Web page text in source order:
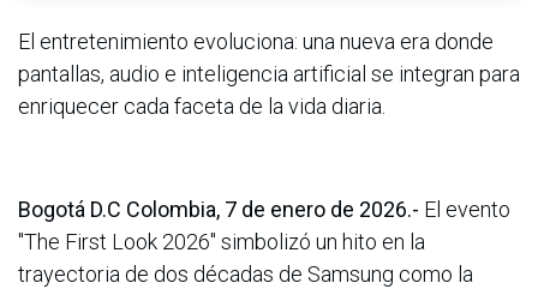
El entretenimiento evoluciona: una nueva era donde
pantallas, audio e inteligencia artificial se integran para
enriquecer cada faceta de la vida diaria.
Bogotá D.C Colombia, 7 de enero de 2026.- El evento
"The First Look 2026" simbolizó un hito en la
trayectoria de dos décadas de Samsung como la